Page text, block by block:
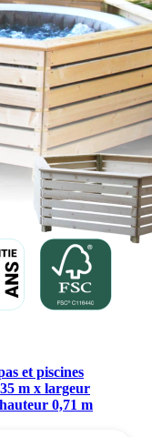
et piscines
m x largeur
0,71 m